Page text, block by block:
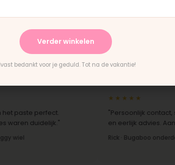
werd er direct opgezet. Klaar
je wacht."
perfect.
duidelijk."
★★★★★
"Persoonlijk contact,
en eerlijk advies.
Rick · Bugaboo onderdeel
Verder winkelen
bedankt voor je geduld. Tot na de vakantie!